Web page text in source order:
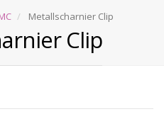
Metallscharnier Clip
Clip